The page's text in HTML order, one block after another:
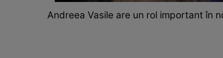
Andreea Vasile are un rol important în